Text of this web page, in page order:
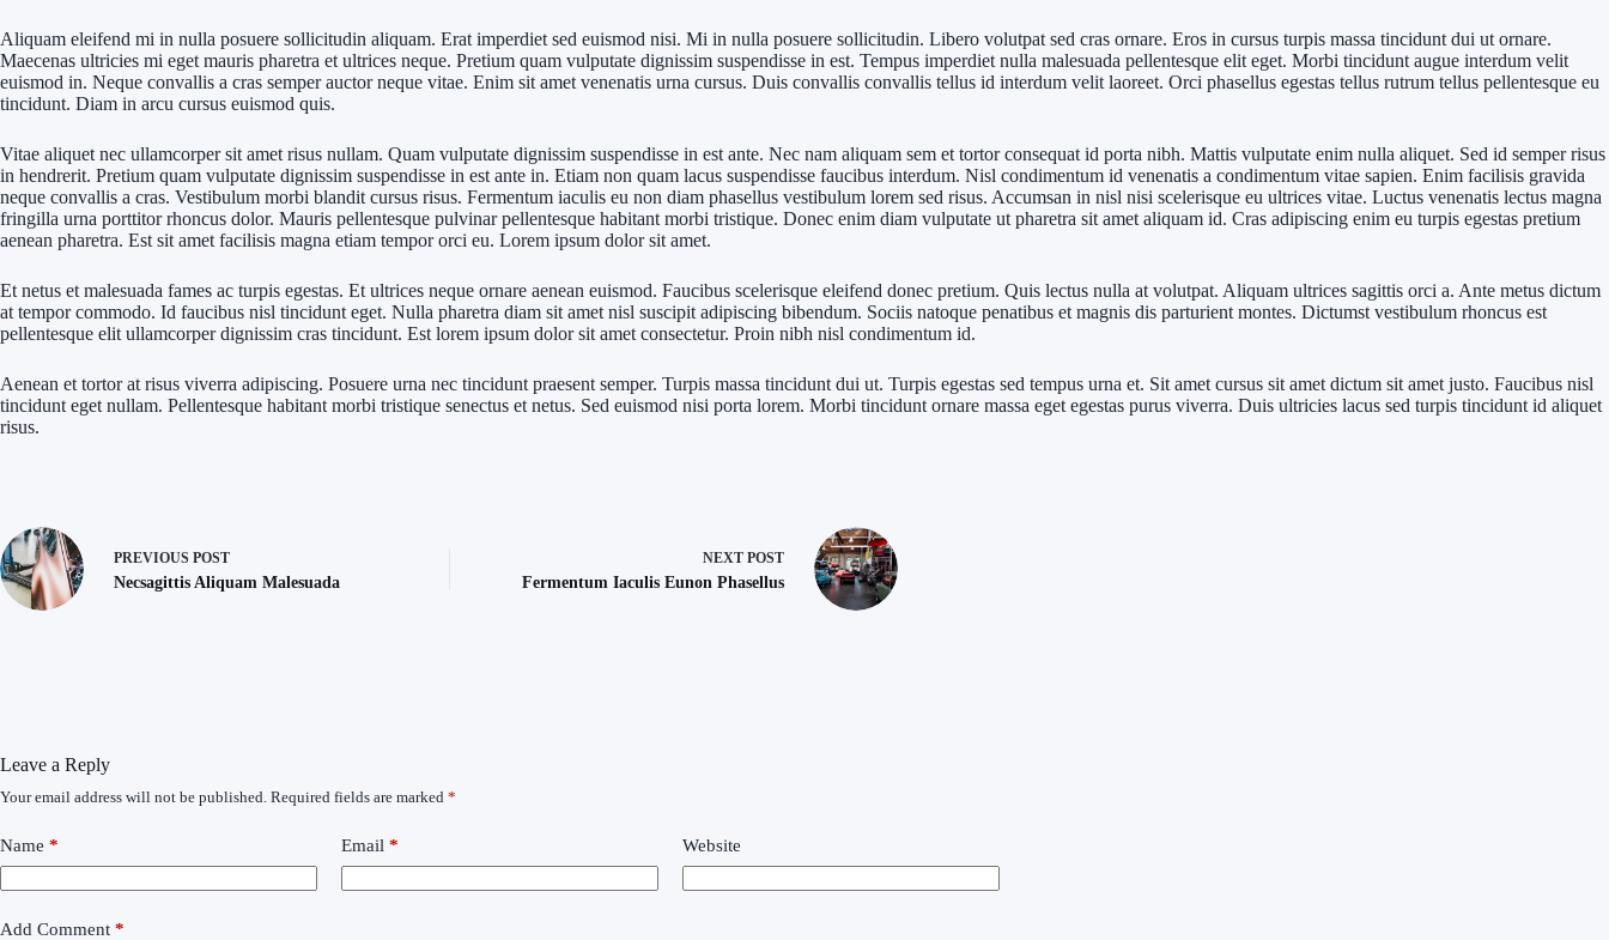
Aliquam eleifend mi in nulla posuere sollicitudin aliquam. Erat imperdiet sed euismod nisi. Mi in nulla posuere sollicitudin. Libero volutpat sed cras ornare. Eros in cursus turpis massa tincidunt dui ut ornare.
Maecenas ultricies mi eget mauris pharetra et ultrices neque. Pretium quam vulputate dignissim suspendisse in est. Tempus imperdiet nulla malesuada pellentesque elit eget. Morbi tincidunt augue interdum velit
euismod in. Neque convallis a cras semper auctor neque vitae. Enim sit amet venenatis urna cursus. Duis convallis convallis tellus id interdum velit laoreet. Orci phasellus egestas tellus rutrum tellus pellentesque eu
tincidunt. Diam in arcu cursus euismod quis.
Vitae aliquet nec ullamcorper sit amet risus nullam. Quam vulputate dignissim suspendisse in est ante. Nec nam aliquam sem et tortor consequat id porta nibh. Mattis vulputate enim nulla aliquet. Sed id semper risus
in hendrerit. Pretium quam vulputate dignissim suspendisse in est ante in. Etiam non quam lacus suspendisse faucibus interdum. Nisl condimentum id venenatis a condimentum vitae sapien. Enim facilisis gravida
neque convallis a cras. Vestibulum morbi blandit cursus risus. Fermentum iaculis eu non diam phasellus vestibulum lorem sed risus. Accumsan in nisl nisi scelerisque eu ultrices vitae. Luctus venenatis lectus magna
fringilla urna porttitor rhoncus dolor. Mauris pellentesque pulvinar pellentesque habitant morbi tristique. Donec enim diam vulputate ut pharetra sit amet aliquam id. Cras adipiscing enim eu turpis egestas pretium
aenean pharetra. Est sit amet facilisis magna etiam tempor orci eu. Lorem ipsum dolor sit amet.
Et netus et malesuada fames ac turpis egestas. Et ultrices neque ornare aenean euismod. Faucibus scelerisque eleifend donec pretium. Quis lectus nulla at volutpat. Aliquam ultrices sagittis orci a. Ante metus dictum
at tempor commodo. Id faucibus nisl tincidunt eget. Nulla pharetra diam sit amet nisl suscipit adipiscing bibendum. Sociis natoque penatibus et magnis dis parturient montes. Dictumst vestibulum rhoncus est
pellentesque elit ullamcorper dignissim cras tincidunt. Est lorem ipsum dolor sit amet consectetur. Proin nibh nisl condimentum id.
Aenean et tortor at risus viverra adipiscing. Posuere urna nec tincidunt praesent semper. Turpis massa tincidunt dui ut. Turpis egestas sed tempus urna et. Sit amet cursus sit amet dictum sit amet justo. Faucibus nisl
tincidunt eget nullam. Pellentesque habitant morbi tristique senectus et netus. Sed euismod nisi porta lorem. Morbi tincidunt ornare massa eget egestas purus viverra. Duis ultricies lacus sed turpis tincidunt id aliquet
risus.
PREVIOUS POST
Necsagittis Aliquam Malesuada
NEXT POST
Fermentum Iaculis Eunon Phasellus
Leave a Reply
Your email address will not be published. Required fields are marked *
Name * Email * Website
Add Comment *